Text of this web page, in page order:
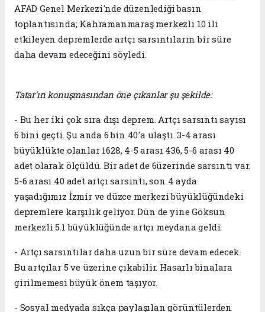
AFAD Genel Merkezi'nde düzenlediği basın
toplantısında; Kahramanmaraş merkezli 10 ili
etkileyen depremlerde artçı sarsıntıların bir süre
daha devam edeceğini söyledi.
Tatar'ın konuşmasından öne çıkanlar şu şekilde:
- Bu her iki çok sıra dışı deprem. Artçı sarsıntı sayısı
6 bini geçti. Şu anda 6 bin 40'a ulaştı. 3-4 arası
büyüklükte olanlar 1628, 4-5 arası 436, 5-6 arası 40
adet olarak ölçüldü. Bir adet de 6üzerinde sarsıntı var.
5-6 arası 40 adet artçı sarsıntı, son 4 ayda
yaşadığımız İzmir ve düzce merkezi büyüklüğündeki
depremlere karşılık geliyor. Dün de yine Göksun
merkezli 5.1 büyüklüğünde artçı meydana geldi.
- Artçı sarsıntılar daha uzun bir süre devam edecek.
Bu artçılar 5 ve üzerine çıkabilir. Hasarlı binalara
girilmemesi büyük önem taşıyor.
- Sosyal medyada sıkça paylaşılan görüntülerden